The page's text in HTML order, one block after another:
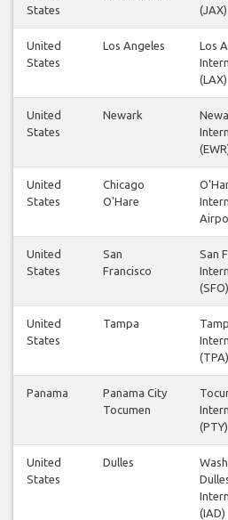
States
(JAX)
United
States
Los Angeles
Los
(LAX)
United
States
Newark
United
States
Chicago
O'Hare
United
States
San
Francisco
San
(SFO)
United
States
Tampa
(TPA)
Panama
Panama City
Tocumen
(PTY)
United
States
Dulles
(IAD)